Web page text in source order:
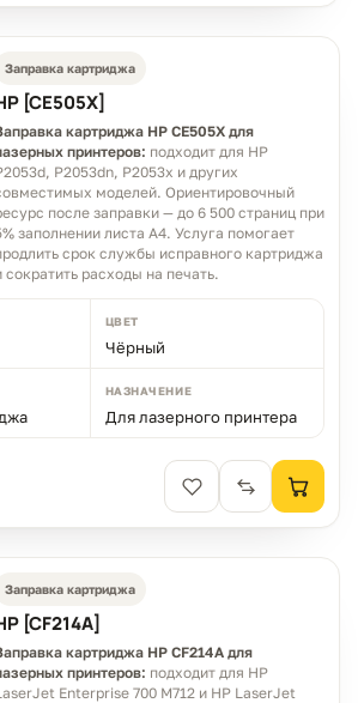
Заправка картриджа
[CE505X]
картриджа HP CE505X для
принтеров: подходит для HP
P2053dn, P2053x и других
моделей. Ориентировочный
после заправки — до 6 500 страниц при
заполнении листа A4. Услуга помогает
срок службы исправного картриджа
сократить расходы на печать.
ЦВЕТ
Чёрный
НАЗНАЧЕНИЕ
Для лазерного принтера
Заправка картриджа
[CF214A]
картриджа HP CF214A для
принтеров: подходит для HP
Enterprise 700 M712 и HP LaserJet